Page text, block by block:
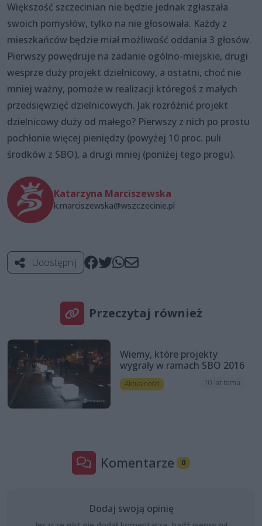
Większość szczecinian nie będzie jednak zgłaszała
swoich pomysłów, tylko na nie głosowała. Każdy z
mieszkańców będzie miał możliwość oddania 3 głosów.
Pierwszy powędruje na zadanie ogólno-miejskie, drugi
wesprze duży projekt dzielnicowy, a ostatni, choć nie
mniej ważny, pomoże w realizacji któregoś z małych
przedsięwzięć dzielnicowych. Jak rozróżnić projekt
dzielnicowy duży od małego? Pierwszy z nich po prostu
pochłonie więcej pieniędzy (powyżej 10 proc. puli
środków z SBO), a drugi mniej (poniżej tego progu).
Katarzyna Marciszewska
k.marciszewska@wszczecinie.pl
Udostępnij
Przeczytaj również
Wiemy, które projekty
wygrały w ramach SBO 2016
Aktualności 10 lat temu
Komentarze 0
Dodaj swoją opinię